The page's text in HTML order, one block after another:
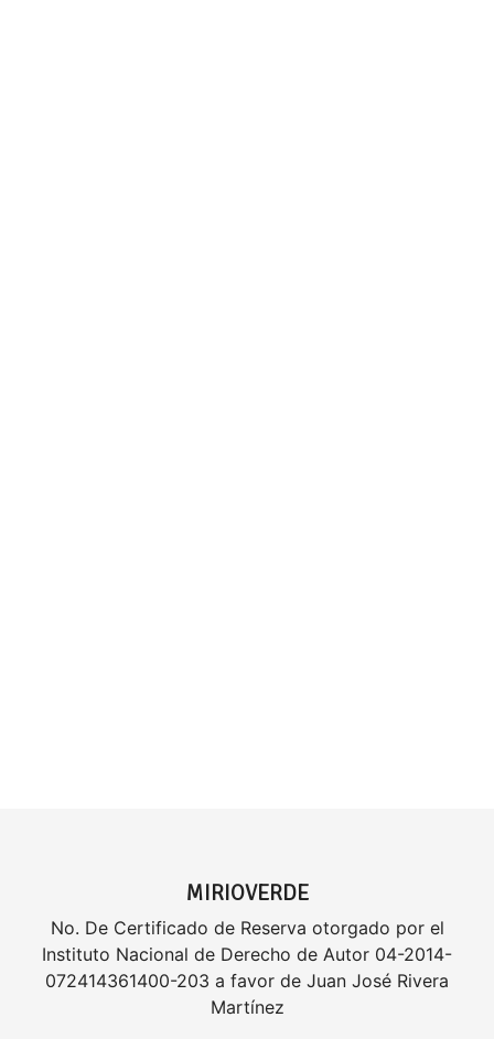
MIRIOVERDE
No. De Certificado de Reserva otorgado por el
Instituto Nacional de Derecho de Autor 04-2014-
072414361400-203 a favor de Juan José Rivera
Martínez